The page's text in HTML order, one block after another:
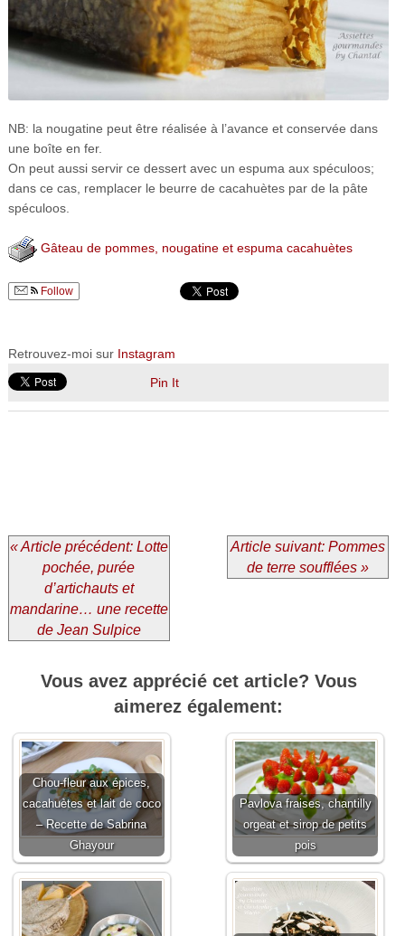
NB: la nougatine peut être réalisée à l’avance et conservée dans
une boîte en fer.
On peut aussi servir ce dessert avec un espuma aux spéculoos;
dans ce cas, remplacer le beurre de cacahuètes par de la pâte
spéculoos.
Gâteau de pommes, nougatine et espuma cacahuètes
Follow
Retrouvez-moi sur Instagram
Pin It
« Article précédent: Lotte
pochée, purée
d’artichauts et
mandarine… une recette
de Jean Sulpice
Article suivant: Pommes
de terre soufflées »
Vous avez apprécié cet article? Vous
aimerez également:
Chou-fleur aux épices,
cacahuètes et lait de coco
– Recette de Sabrina
Ghayour
Pavlova fraises, chantilly
orgeat et sirop de petits
pois